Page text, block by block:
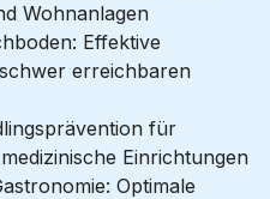
Wohnanlagen
Effektive
erreichbaren
für
Einrichtungen
Optimale